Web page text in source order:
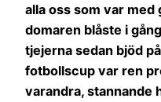
alla oss som var med
domaren blåste i
tjejerna sedan bjöd
fotbollscup var ren
varandra, stannande